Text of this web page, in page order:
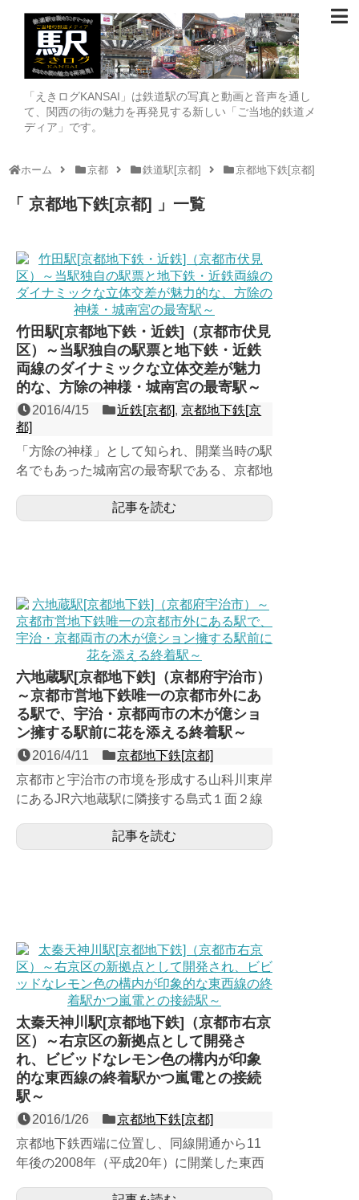
「えきログKANSAI」は鉄道駅の写真と動画と音声を通し
て、関西の街の魅力を再発見する新しい「ご当地的鉄道メ
ディア」です。
ホーム 京都 鉄道駅[京都] 京都地下鉄[京都]
京都地下鉄[京都] 一覧
竹田駅[京都地下鉄・近鉄]（京都市伏見
区）～当駅独自の駅票と地下鉄・近鉄
両線のダイナミックな立体交差が魅力
的な、方除の神様・城南宮の最寄駅～
2016/4/15 近鉄[京都],京都地下鉄[京
都]
「方除の神様」として知られ、開業当時の駅
名でもあった城南宮の最寄駅である、京都地
駅。昭和初期に開業し長...
記事を読む
六地蔵駅[京都地下鉄]（京都府宇治市）
～京都市営地下鉄唯一の京都市外にあ
る駅で、宇治・京都両市の木が億ショ
ン擁する駅前に花を添える終着駅～
2016/4/11
京都地下鉄[京都]
京都市と宇治市の市境を形成する山科川東岸
にあるJR六地蔵駅に隣接する島式１面２線
営地下鉄唯一の京都市...
記事を読む
太秦天神川駅[京都地下鉄]（京都市右京
区）～右京区の新拠点として開発さ
れ、ビビッドなレモン色の構内が印象
的な東西線の終着駅かつ嵐電との接続
駅～
2016/1/26
京都地下鉄[京都]
京都地下鉄西端に位置し、同線開通から11
年後の2008年（平成20年）に開業した東西